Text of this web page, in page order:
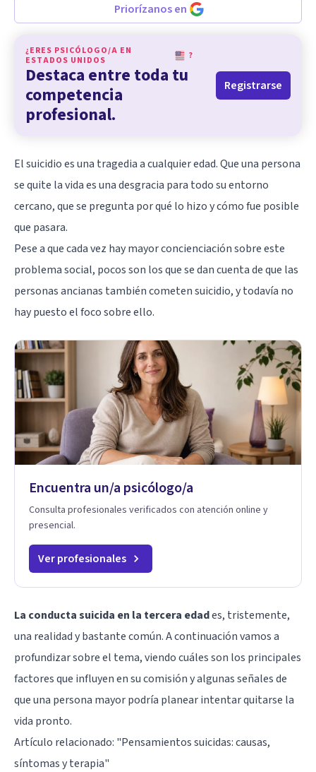
Priorízanos en
¿ERES PSICÓLOGO/A EN
ESTADOS UNIDOS
?
Destaca entre toda tu
competencia
profesional.
Registrarse
El suicidio es una tragedia a cualquier edad. Que una persona
se quite la vida es una desgracia para todo su entorno
cercano, que se pregunta por qué lo hizo y cómo fue posible
que pasara.
Pese a que cada vez hay mayor concienciación sobre este
problema social, pocos son los que se dan cuenta de que las
personas ancianas también cometen suicidio, y todavía no
hay puesto el foco sobre ello.
Encuentra un/a psicólogo/a
Consulta profesionales verificados con atención online y
presencial.
Ver profesionales
La conducta suicida en la tercera edades, tristemente,
una realidad y bastante común. A continuación vamos a
profundizar sobre el tema, viendo cuáles son los principales
factores que influyen en su comisión y algunas señales de
que una persona mayor podría planear intentar quitarse la
vida pronto.
Artículo relacionado: "Pensamientos suicidas: causas,
síntomas y terapia"